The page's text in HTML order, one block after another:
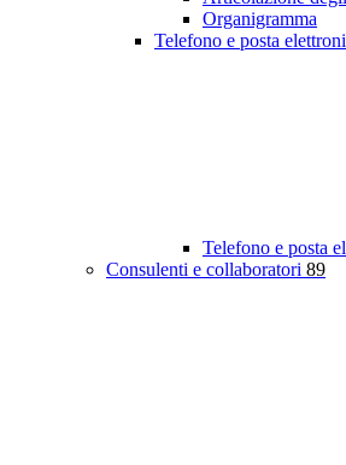
Organigramma
Telefono e posta
Telefono e posta
Consulenti e collaboratori 89